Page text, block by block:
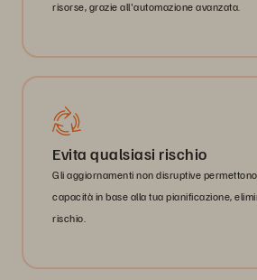
risorse, grazie all'automazione avanzata.
Evita qualsiasi rischio
Gli aggiornamenti non disruptive
capacità in base alla tua pianificazione,
rischio.